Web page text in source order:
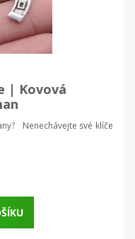
| Kovová
Nenechávejte své klíče